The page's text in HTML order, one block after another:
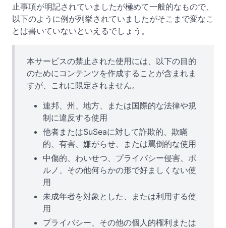
止事項が明記されていましたが極めて一般的なもので、
以下のように例が列挙されていましたがそこまで変なこ
とは書いていないといえるでしょう。
本サービスの禁止された使用には、以下の目的
のためにコンテンツを作成することが含まれま
すが、これに限定されません。
連邦、州、地方、または国際的な法律や規
制に違反する使用
他者またはSuSeaに対して詐欺的、欺瞞
的、有害、嫌がらせ、または罵倒的な使用
中傷的、わいせつ、プライバシー侵害、ポ
ルノ、その他何らかの形で好ましくない使
用
未成年者を対象とした、または利用する使
用
プライバシー、その他の個人的権利または